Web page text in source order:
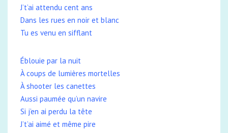
J’t’ai attendu cent ans
Dans les rues en noir et blanc
Tu es venu en sifflant
Éblouie par la nuit
À coups de lumières mortelles
À shooter les canettes
Aussi paumée qu’un navire
Si j’en ai perdu la tête
J’t’ai aimé et même pire